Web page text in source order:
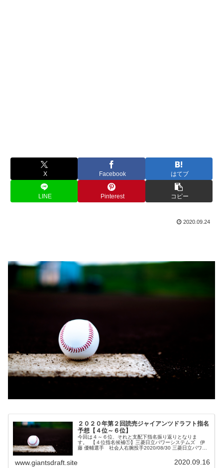
X Facebook はてブ
LINE Pinterest コピー
2020.09.24
２０２０年第２回読売ジャイアンツドラフト指名
予想【４位～６位】
今回は４～６位、それと支配下指名振り返りとなりま
す。 【４位指名候補①】三菱日立パワーシステムズ 伊
藤 優輔選手 社会人右腕投手2020/08/30 三菱日立パワー
www.giantsdraft.site 2020.09.16